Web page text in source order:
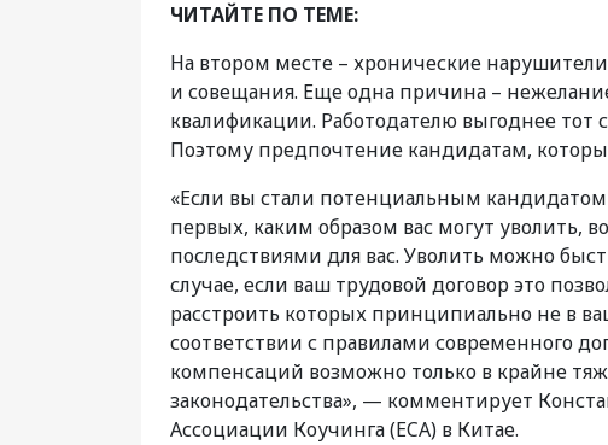
ЧИТАЙТЕ ПО ТЕМЕ:
На втором месте – хронические
и совещания. Еще одна причина –
квалификации. Работодателю выгоднее
Поэтому предпочтение кандидатам,
«Если вы стали потенциальным
первых, каким образом вас могут уволить,
последствиями для вас. Уволить можно
случае, если ваш трудовой договор это
расстроить которых принципиально не в
соответствии с правилами современного
компенсаций возможно только в крайне
законодательства», — комментирует
Ассоциации Коучинга (ECA) в Китае.